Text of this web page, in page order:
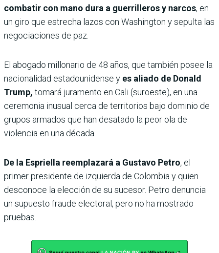
combatir con mano dura a guerrilleros y narcos, en
un giro que estrecha lazos con Washington y sepulta las
negociaciones de paz.
El abogado millonario de 48 años, que también posee la
nacionalidad estadounidense y es aliado de Donald
Trump, tomará juramento en Cali (suroeste), en una
ceremonia inusual cerca de territorios bajo dominio de
grupos armados que han desatado la peor ola de
violencia en una década.
De la Espriella reemplazará a Gustavo Petro, el
primer presidente de izquierda de Colombia y quien
desconoce la elección de su sucesor. Petro denuncia
un supuesto fraude electoral, pero no ha mostrado
pruebas.